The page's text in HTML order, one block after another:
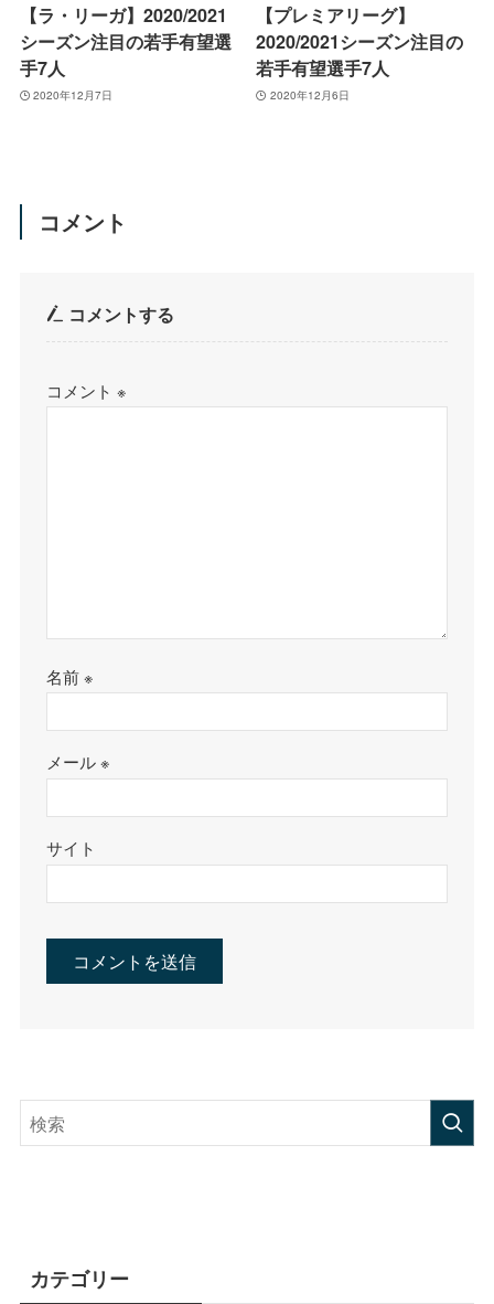
【ラ・リーガ】2020/2021
シーズン注目の若手有望選
手7人
2020年12月7日
【プレミアリーグ】
2020/2021シーズン注目の
若手有望選手7人
2020年12月6日
コメント
コメントする
コメント※
名前※
メール※
サイト
カテゴリー